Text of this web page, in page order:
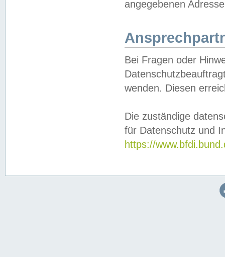
angegebenen
Bei Fragen oder
wenden. Diesen
Die zuständige
für Datenschutz und
https://